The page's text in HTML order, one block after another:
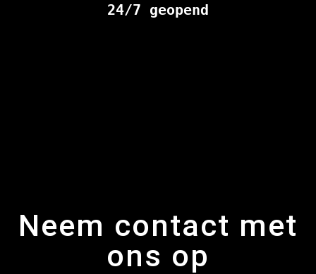
24/7 geopend
Neem contact met
ons op